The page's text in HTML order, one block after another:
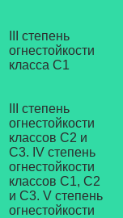
III степень
огнестойкости
класса С1
III степень
огнестойкости
классов С2 и
С3. IV степень
огнестойкости
классов C1, C2
и С3. V степень
огнестойкости